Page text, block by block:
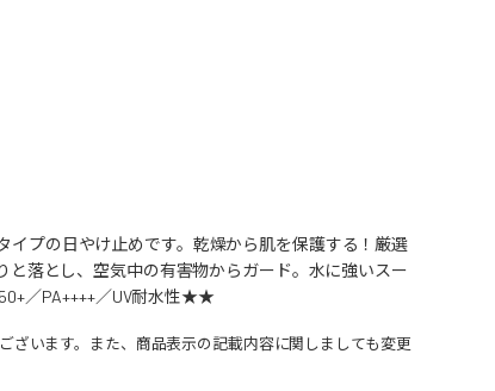
プの日やけ止めです。乾燥から肌を保護する！厳選
落とし、空気中の有害物からガード。水に強いスー
／PA++++／UV耐水性★★
います。また、商品表示の記載内容に関しましても変更